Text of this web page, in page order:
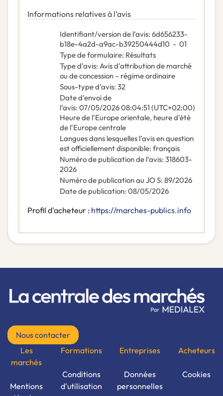
Informations relatives à l’avis
Identifiant/version de l’avis: 6d656233-
b18e-4a2d-a9ac-b39250444d10 - 01
Type de formulaire: Résultats
Type d’avis: Avis d’attribution de marché
ou de concession – régime ordinaire
Sous-type d’avis: 32
Date d’envoi de
l’avis: 07/05/202608:04:51 (UTC+02:00)
Heure de l'Europe orientale, heure d'été
de l'Europe centrale
Langues dans lesquelles l’avis en question
est officiellement disponible: français
Numéro de publication de l’avis: 318603-
2026
Numéro de publication au JO S: 89/2026
Date de publication: 08/05/2026
Profil d'acheteur : https://marches-publics.info
Nous contacter
Les
marchés
Mentions
Formations
Conditions
d'utilisation
Entreprises
Données
personnelles
Acheteurs
Cookies